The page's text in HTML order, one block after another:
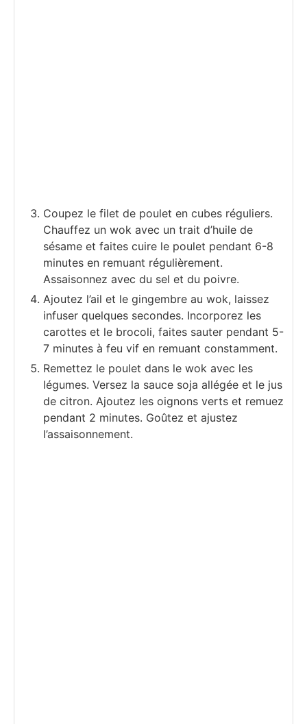
Coupez le filet de poulet en cubes réguliers.
Chauffez un wok avec un trait d’huile de
sésame et faites cuire le poulet pendant 6-8
minutes en remuant régulièrement.
Assaisonnez avec du sel et du poivre.
Ajoutez l’ail et le gingembre au wok, laissez
infuser quelques secondes. Incorporez les
carottes et le brocoli, faites sauter pendant 5-
7 minutes à feu vif en remuant constamment.
Remettez le poulet dans le wok avec les
légumes. Versez la sauce soja allégée et le jus
de citron. Ajoutez les oignons verts et remuez
pendant 2 minutes. Goûtez et ajustez
l’assaisonnement.